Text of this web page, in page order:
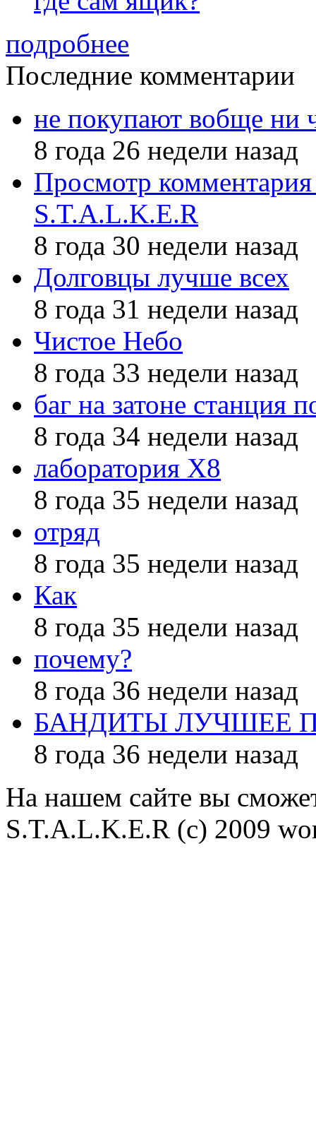
подробнее
Последние комментарии
не покупают вобще ни
8 года 26 недели назад
Просмотр
S.T.A.L.K.E.R
8 года 30 недели назад
Долговцы лучше всех
8 года 31 недели назад
Чистое Небо
8 года 33 недели назад
баг на затоне станция
8 года 34 недели назад
лаборатория X8
8 года 35 недели назад
отряд
8 года 35 недели назад
Как
8 года 35 недели назад
почему?
8 года 36 недели назад
БАНДИТЫ ЛУЧШЕЕ
8 года 36 недели назад
На нашем сайте вы
S.T.A.L.K.E.R (с) 2009